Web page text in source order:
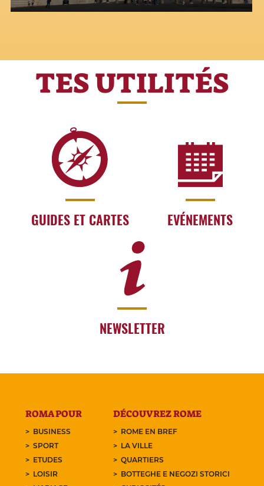
TES UTILITÉS
GUIDES ET CARTES EVÉNEMENTS
NEWSLETTER
ROMA POUR
BUSINESS
SPORT
ETUDES
LOISIR
DÉCOUVREZ ROME
ROME EN BREF
LA VILLE
QUARTIERS
BOTTEGHE E NEGOZI STORICI